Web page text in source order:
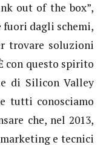
out of the box”,
fuori dagli schemi,
trovare soluzioni
con questo spirito
di Silicon Valley
tutti conosciamo
che, nel 2013,
e tecnici